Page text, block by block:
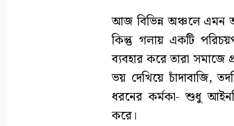
আজ বিভিন্ন অঞ্চলে এমন
কিন্তু গলায় একটি
ব্যবহার করে তারা সমাজে
ভয় দেখিয়ে চাঁদাবাজি,
ধরনের কর্মকা- শুধু
করে।